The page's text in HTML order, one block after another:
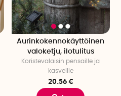
Aurinkokennokäyttöinen
valoketju, ilotulitus
Koristevalaisin pensaille ja
kasveille
20.56 €